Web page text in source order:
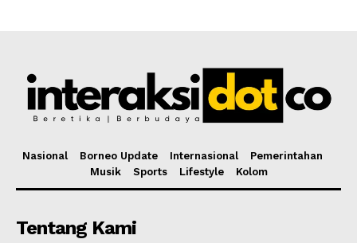
Nasional Borneo Update Internasional
Pemerintahan
Musik
Sports Lifestyle Kolom
Tentang Kami